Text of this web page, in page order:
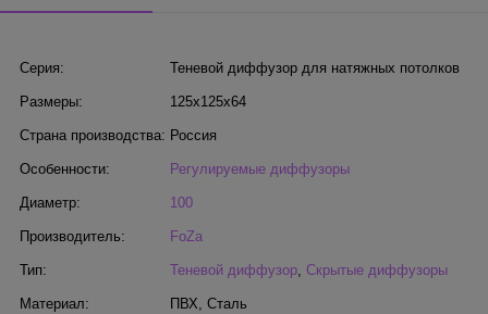
Серия: Теневой диффузор для натяжных потолков
Размеры: 125х125х64
Страна производства: Россия
Особенности: Регулируемые диффузоры
Диаметр: 100
Производитель: FoZa
Тип: Теневой диффузор, Скрытые диффузоры
Материал: ПВХ, Сталь